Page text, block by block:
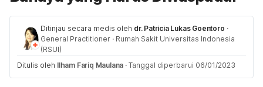
Ditinjau secara medis oleh dr. Patricia Lukas Goentoro ·
General Practitioner · Rumah Sakit Universitas Indonesia
(RSUI)
Ditulis oleh Ilham Fariq Maulana · Tanggal diperbarui 06/01/2023